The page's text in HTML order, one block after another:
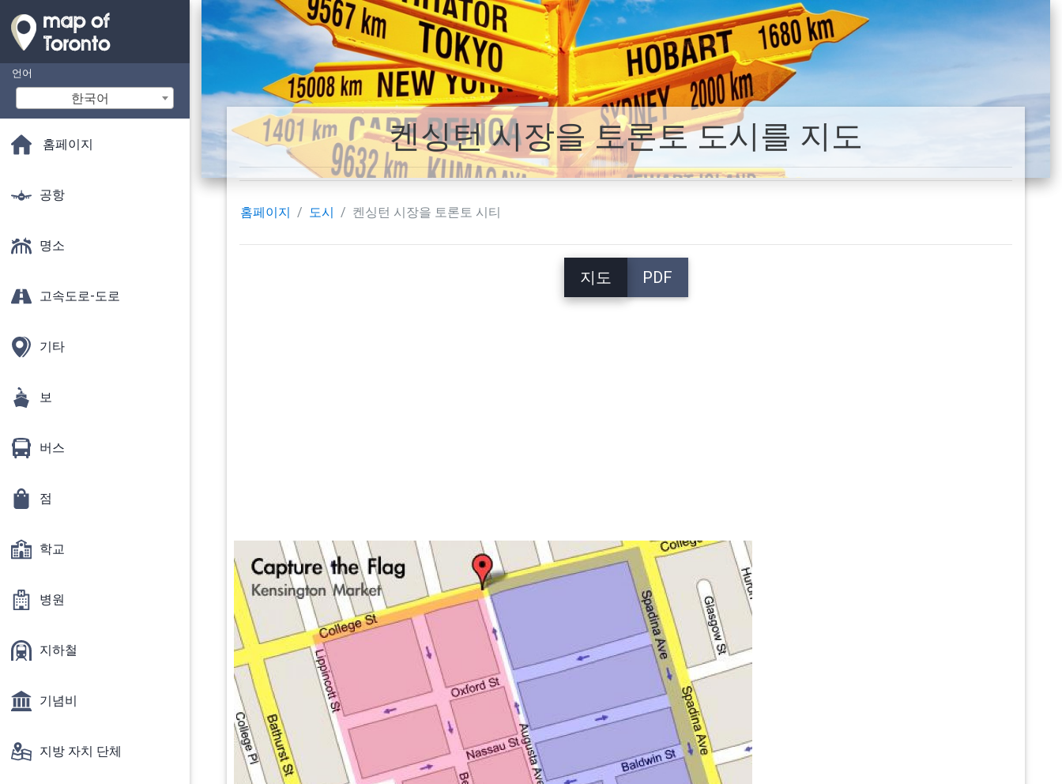
언어
한국어
홈페이지
공항
명소
고속도로-도로
기타
보
버스
점
학교
병원
지하철
기념비
지방 자치 단체
켄싱턴 시장을 토론토 도시를 지도
홈페이지 도시 켄싱턴 시장을 토론토 시티
지도 PDF